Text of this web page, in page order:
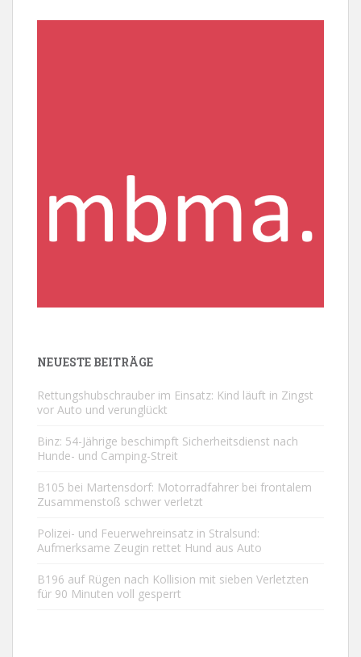
NEUESTE BEITRÄGE
Rettungshubschrauber im Einsatz: Kind läuft in Zingst
vor Auto und verunglückt
Binz: 54-Jährige beschimpft Sicherheitsdienst nach
Hunde- und Camping-Streit
B105 bei Martensdorf: Motorradfahrer bei frontalem
Zusammenstoß schwer verletzt
Polizei- und Feuerwehreinsatz in Stralsund:
Aufmerksame Zeugin rettet Hund aus Auto
B196 auf Rügen nach Kollision mit sieben Verletzten
für 90 Minuten voll gesperrt